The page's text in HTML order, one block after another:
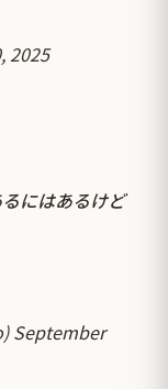
2025
にはあるけど
September